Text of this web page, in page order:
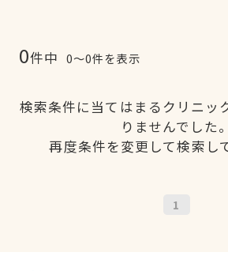
0件中 0〜0件を表示
検索条件に当てはまるクリニッ
りませんでした。
再度条件を変更して検索し
1